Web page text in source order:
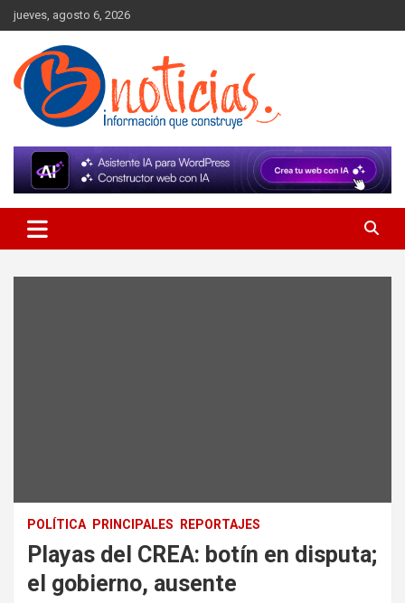
Skip
to
content
jueves, agosto 6, 2026
BNoticias
POLÍTICA PRINCIPALES REPORTAJES
Playas del CREA: botín en disputa;
el gobierno, ausente